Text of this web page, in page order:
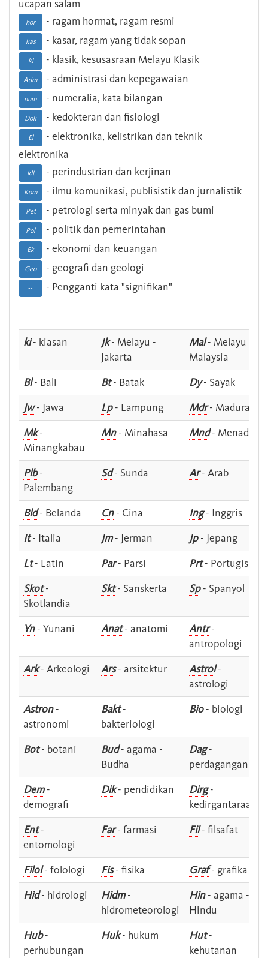
ucapan salam
hor - ragam hormat, ragam resmi
kas - kasar, ragam yang tidak sopan
kl - klasik, kesusasraan Melayu Klasik
Adm - administrasi dan kepegawaian
num - numeralia, kata bilangan
Dok - kedokteran dan fisiologi
El
- elektronika, kelistrikan dan teknik
elektronika
Idt - perindustrian dan kerjinan
Kom - ilmu komunikasi, publisistik dan jurnalistik
Pet - petrologi serta minyak dan gas bumi
Pol - politik dan pemerintahan
Ek - ekonomi dan keuangan
Geo - geografi dan geologi
-- - Pengganti kata "signifikan"
ki- kiasan Jk- Melayu -
Jakarta
Mal- Melayu -
Malaysia
Bl- Bali Bt- Batak Dy- Sayak
Jw- Jawa Lp- Lampung Mdr- Madura
Mk-
Minangkabau
Mn- Minahasa Mnd- Menado
Plb-
Palembang
Sd- Sunda Ar- Arab
Bld- Belanda Cn- Cina Ing- Inggris
It- Italia Jm- Jerman Jp- Jepang
Lt- Latin Par- Parsi Prt- Portugis
Skot-
Skotlandia
Skt- Sanskerta Sp- Spanyol
Yn- Yunani Anat- anatomi Antr-
antropologi
Ark- Arkeologi Ars- arsitektur Astrol-
astrologi
Astron-
astronomi
Bakt-
bakteriologi
Bio- biologi
Bot- botani Bud- agama -
Budha
Dag-
perdagangan
Dem-
demografi
Dik- pendidikan Dirg-
kedirgantaraan
Ent-
entomologi
Far- farmasi Fil- filsafat
Filol- folologi Fis- fisika Graf- grafika
Hid- hidrologi Hidm-
hidrometeorologi
Hin- agama -
Hindu
Hub-
perhubungan
Huk- hukum Hut-
kehutanan